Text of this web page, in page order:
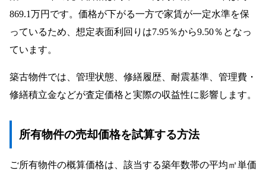
Q8. 幸区のワンルームマンションは「仲介」
と「買取」のどちらで売るのがおすすめです
他のエリアの売却相場コラムを見る
869.1万円です。価格が下がる一方で家賃が一定水準を保
っているため、想定表面利回りは7.95％から9.50％となっ
ています。
築古物件では、管理状態、修繕履歴、耐震基準、管理費・
修繕積立金などが査定価格と実際の収益性に影響します。
所有物件の売却価格を試算する方法
ご所有物件の概算価格は、該当する築年数帯の平均㎡単価